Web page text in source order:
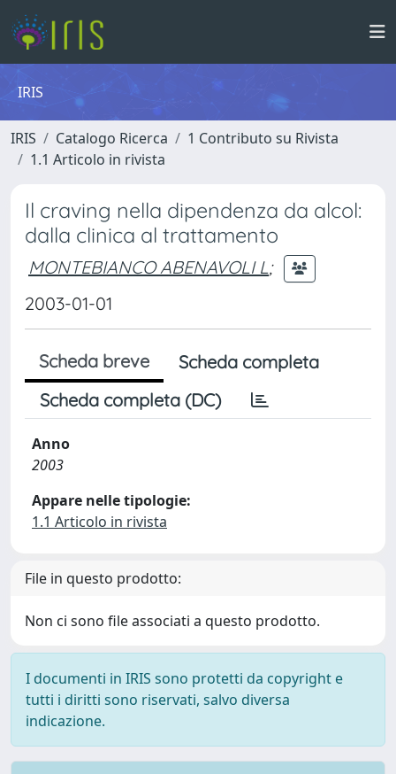
IRIS
IRIS Catalogo Ricerca
1 Contributo su Rivista
1.1 Articolo in rivista
Il craving nella dipendenza da alcol:
dalla clinica al trattamento
MONTEBIANCO ABENAVOLI L;
2003-01-01
Scheda breve
Scheda completa
Scheda completa (DC)
Anno
2003
Appare nelle tipologie:
1.1 Articolo in rivista
File in questo prodotto:
Non ci sono file associati a questo prodotto.
I documenti in IRIS sono protetti da copyright e
tutti i diritti sono riservati, salvo diversa
indicazione.